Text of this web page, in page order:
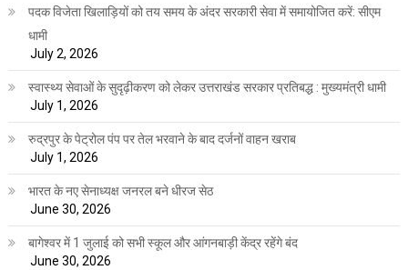
पदक विजेता खिलाड़ियों को तय समय के अंदर सरकारी सेवा में समायोजित करें: सीएम
धामी
July 2, 2026
स्वास्थ्य सेवाओं के सुदृढ़ीकरण को लेकर उत्तराखंड सरकार प्रतिबद्ध : मुख्यमंत्री धामी
July 1, 2026
रुद्रपुर के पेट्रोल पंप पर तेल भरवाने के बाद दर्जनों वाहन खराब
July 1, 2026
भारत के नए सेनाध्यक्ष जनरल बने धीरज सेठ
June 30, 2026
बागेश्वर में 1 जुलाई को सभी स्कूल और आंगनबाड़ी केंद्र रहेंगे बंद
June 30, 2026